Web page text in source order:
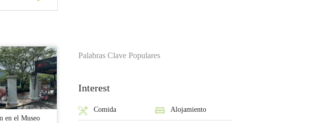
en el Museo
Palabras Clave Populares
Interest
Comida Alojamiento